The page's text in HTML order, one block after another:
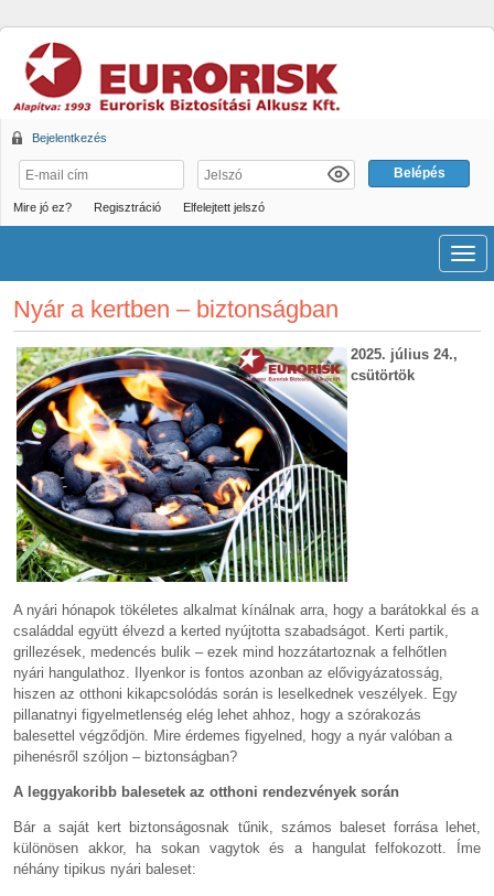
Bejelentkezés
Mire jó ez? Regisztráció Elfelejtett jelszó
Nyár a kertben – biztonságban
2025. július 24.,
csütörtök
A nyári hónapok tökéletes alkalmat kínálnak arra, hogy a barátokkal és a
családdal együtt élvezd a kerted nyújtotta szabadságot. Kerti partik,
grillezések, medencés bulik – ezek mind hozzátartoznak a felhőtlen
nyári hangulathoz. Ilyenkor is fontos azonban az elővigyázatosság,
hiszen az otthoni kikapcsolódás során is leselkednek veszélyek. Egy
pillanatnyi figyelmetlenség elég lehet ahhoz, hogy a szórakozás
balesettel végződjön. Mire érdemes figyelned, hogy a nyár valóban a
pihenésről szóljon – biztonságban?
A leggyakoribb balesetek az otthoni rendezvények során
Bár a saját kert biztonságosnak tűnik, számos baleset forrása lehet,
különösen akkor, ha sokan vagytok és a hangulat felfokozott. Íme
néhány tipikus nyári baleset: